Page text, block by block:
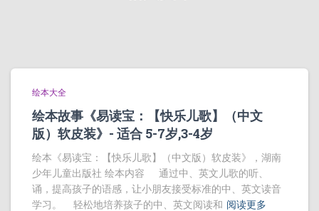
绘本大全
绘本故事《易读宝：【快乐儿歌】（中文
版）软皮装》- 适合 5-7岁,3-4岁
绘本《易读宝：【快乐儿歌】（中文版）软皮装》，湖南
少年儿童出版社 绘本内容 通过中、英文儿歌的听、
诵，提高孩子的语感，让小朋友接受标准的中、英文读音
学习。 轻松地培养孩子的中、英文阅读和 阅读更多